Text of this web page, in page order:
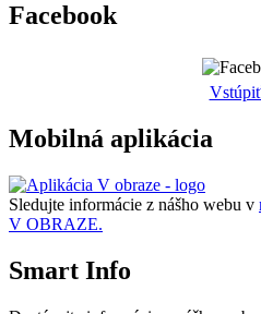
Facebook
Mobilná aplikácia
Sledujte informácie z nášho webu v
V OBRAZE.
Smart Info